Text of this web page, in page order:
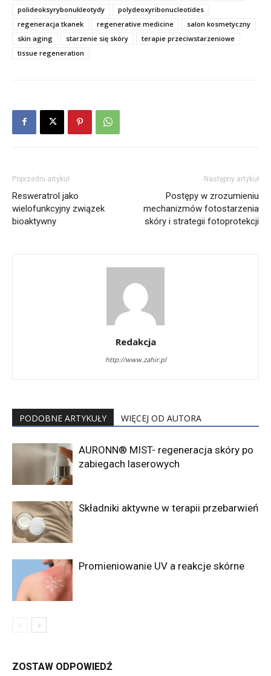
polideoksyrybonukleotydy
polydeoxyribonucleotides
regeneracja tkanek
regenerative medicine
salon kosmetyczny
skin aging
starzenie się skóry
terapie przeciwstarzeniowe
tissue regeneration
Poprzedni artykuł
Resweratrol jako
wielofunkcyjny związek
bioaktywny
Następny artykuł
Postępy w zrozumieniu
mechanizmów fotostarzenia
skóry i strategii fotoprotekcji
Redakcja
http://www.zahir.pl
PODOBNE ARTYKUŁY WIĘCEJ OD AUTORA
AURONN® MIST- regeneracja skóry po
zabiegach laserowych
Składniki aktywne w terapii przebarwień
Promieniowanie UV a reakcje skórne
ZOSTAW ODPOWIEDŹ